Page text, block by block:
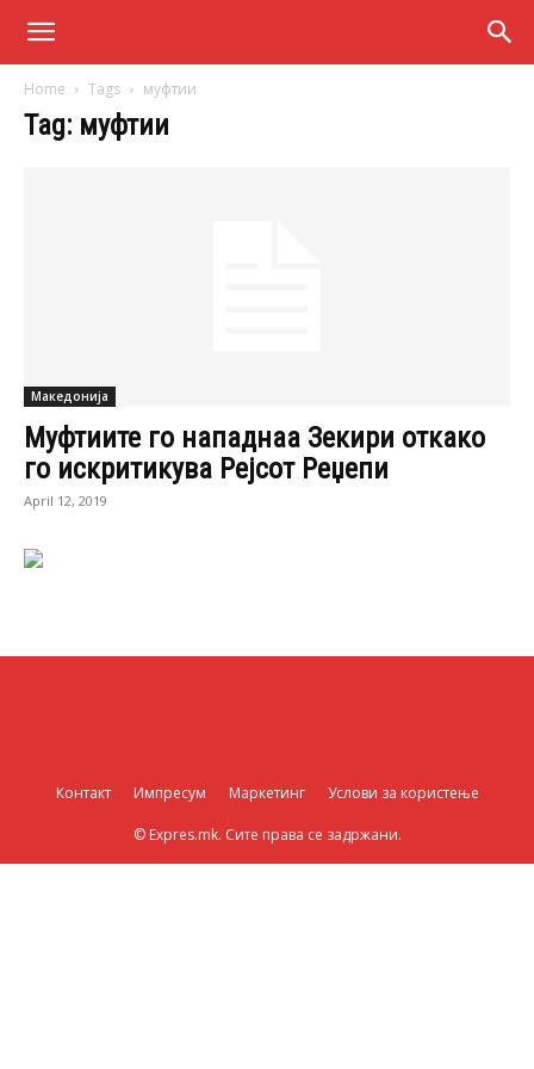
Home Tags муфтии
Tag: муфтии
Македонија
Муфтиите го нападнаа Зекири откако
го искритикува Рејсот Реџепи
April 12, 2019
Контакт Импресум Маркетинг Услови за користење
© Expres.mk. Сите права се задржани.